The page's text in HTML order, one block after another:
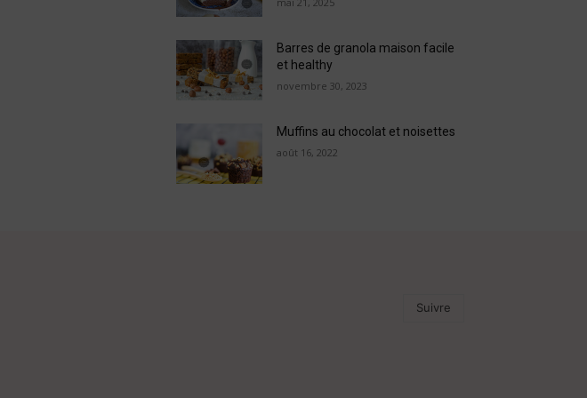
Barres de granola maison facile
et healthy
novembre 30, 2023
Muffins au chocolat et noisettes
août 16, 2022
Suivre